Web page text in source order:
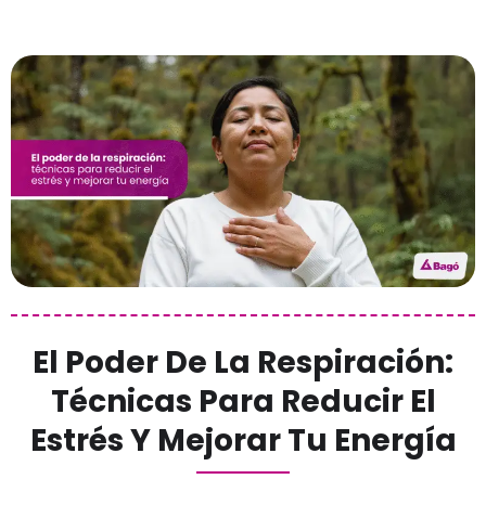
El Poder De La Respiración:
Técnicas Para Reducir El
Estrés Y Mejorar Tu Energía